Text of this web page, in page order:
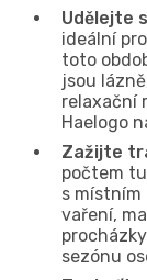
Udělejte
ideální
toto
jsou
relaxační
Haelogo
Zažijte
počtem
s místním
vaření,
sezónu